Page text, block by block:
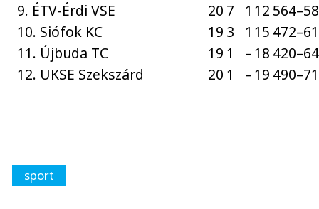
9. ÉTV-Érdi VSE
20 7 1 12
10. Siófok KC
19 3 1 15
11. Újbuda TC
19 1 –18
12. UKSE Szekszárd
20 1 –19
sport